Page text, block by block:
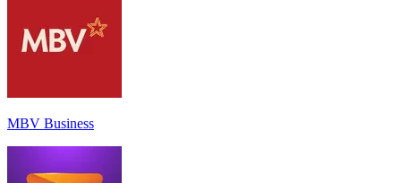
MBV Business